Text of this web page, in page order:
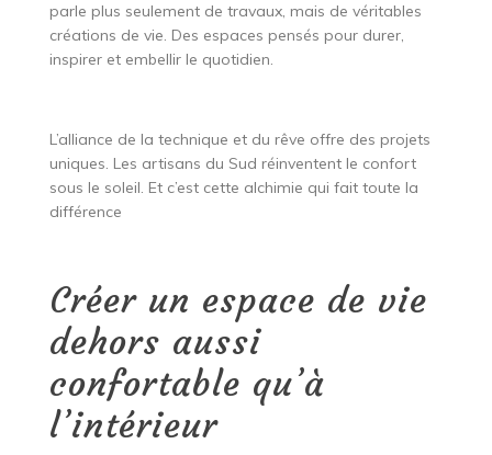
parle plus seulement de travaux, mais de véritables
créations de vie. Des espaces pensés pour durer,
inspirer et embellir le quotidien.
L’alliance de la technique et du rêve offre des projets
uniques. Les artisans du Sud réinventent le confort
sous le soleil. Et c’est cette alchimie qui fait toute la
différence
Créer un espace de vie
dehors aussi
confortable qu’à
l’intérieur